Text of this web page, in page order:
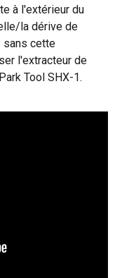
à l'extérieur du
la dérive de
sans cette
l'extracteur de
Tool SHX-1.